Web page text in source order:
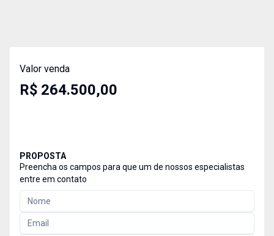
Valor venda
R$ 264.500,00
PROPOSTA
Preencha os campos para que um de nossos especialistas
entre em contato